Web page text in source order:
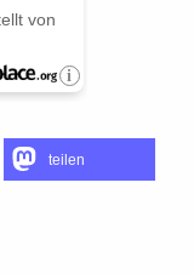
teilen